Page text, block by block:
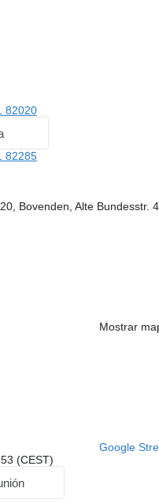
82020
82285
Bovenden, Alte Bundesstr.
Mostrar
Google
(CEST)